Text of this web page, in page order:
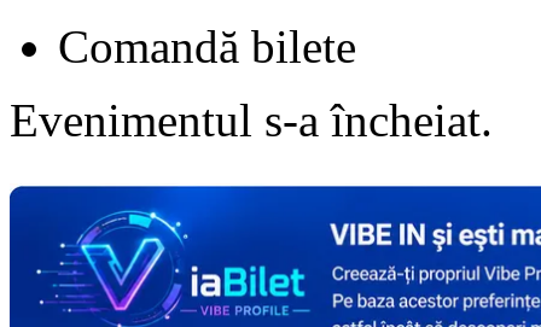
Comandă bilete
Evenimentul s-a încheiat.